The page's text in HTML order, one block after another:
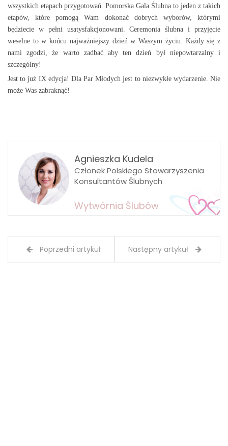
wszystkich etapach przygotowań. Pomorska Gala Ślubna to jeden z takich
etapów, które pomogą Wam dokonać dobrych wyborów, którymi
będziecie w pełni usatysfakcjonowani. Ceremonia ślubna i przyjęcie
weselne to w końcu najważniejszy dzień w Waszym życiu. Każdy się z
nami zgodzi, że warto zadbać aby ten dzień był niepowtarzalny i
szczególny!
Jest to już IX edycja! Dla Par Młodych jest to niezwykłe wydarzenie. Nie
może Was zabraknąć!
Agnieszka Kudela
Członek Polskiego Stowarzyszenia
Konsultantów Ślubnych
Wytwórnia Ślubów
Poprzedni artykuł Następny artykuł